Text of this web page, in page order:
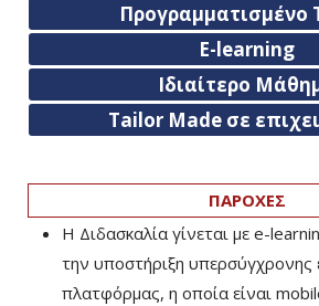
Προγραμματισμένο
E-learning
Ιδιαίτερο
Tailor Made σε
ΠΑΡΟΧΕΣ
Η Διδασκαλία γίνεται με e-
την υποστήριξη υπερσύγχρονης
πλατφόρμας, η οποία είναι